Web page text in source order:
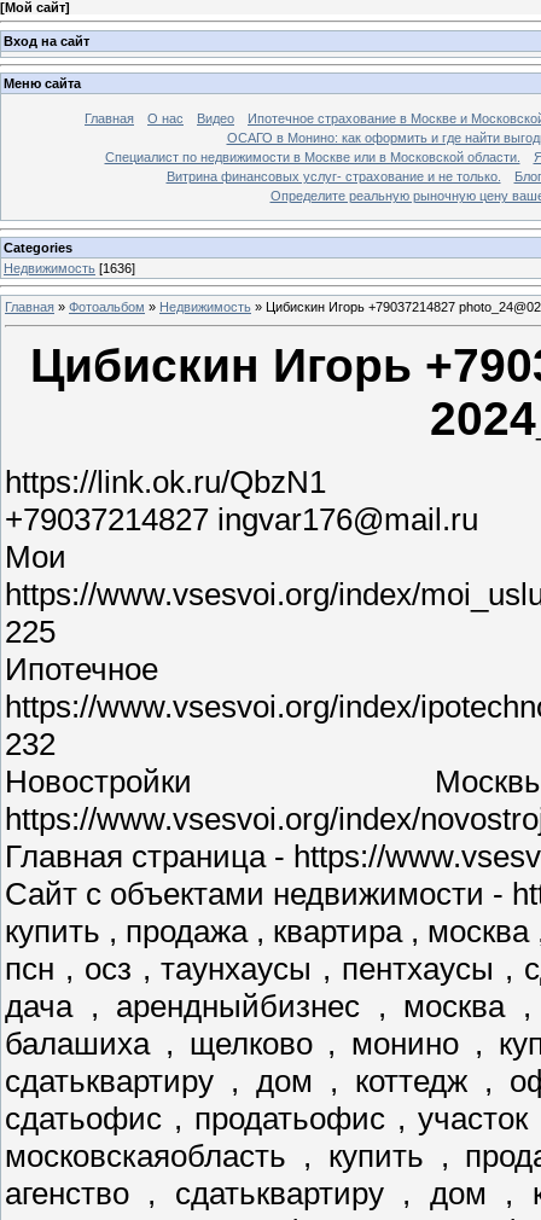
[Мой сайт]
Вход на сайт
Меню сайта
Главная О нас Видео
Ипотечное страхование в Москве и
ОСАГО в Монино: как оформить и где найти
Специалист по недвижимости в Москве или в Московской области.
Витрина финансовых услуг- страхование и не только.
Блог
Определите реальную рыночную цену
Categories
Недвижимость [1636]
Главная » Фотоальбом » Недвижимость » Цибискин Игорь +79037214827
Цибискин Игорь
https://link.ok.ru/QbzN1
+79037214827 ingvar176@mail.ru
Мои
https://www.vsesvoi.org/index/
225
Ипотечное
https://www.vsesvoi.org/index/
232
Новостройки
https://www.vsesvoi.org/index/
Главная страница - https://
Сайт с объектами недвижимости -
купить , продажа , квартира ,
псн , осз , таунхаусы , пентхаусы ,
дача , арендныйбизнес , москва
балашиха , щелково , монино ,
сдатьквартиру , дом , коттедж ,
сдатьофис , продатьофис ,
московскаяобласть , купить ,
агенство , сдатьквартиру , дом